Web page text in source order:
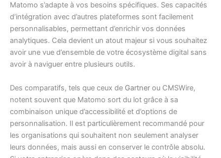
Matomo s’adapte à vos besoins spécifiques. Ses capacités
d’intégration avec d’autres plateformes sont facilement
personnalisables, permettant d’enrichir vos données
analytiques. Cela devient un atout majeur si vous souhaitez
avoir une vue d’ensemble de votre écosystème digital sans
avoir à naviguer entre plusieurs outils.
Des comparatifs, tels que ceux de Gartner ou CMSWire,
notent souvent que Matomo sort du lot grâce à sa
combinaison unique d’accessibilité et d’options de
personnalisation. Il est particulièrement recommandé pour
les organisations qui souhaitent non seulement analyser
leurs données, mais aussi en conserver le contrôle absolu.